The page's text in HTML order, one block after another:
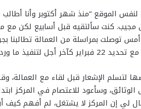
الموقع “منذ شهر أكتوبر وأنا أطالب
مجيب. كنت سألتقيه قبل أسابيع لكن مع
أمس توصلت بمراسلة من العمالة تطالبنا
ما ورد في المراسلة”.
لتسلم الإشعار قبل لقاء مع
وسأعود للاعتصام في المركز
لي إن المركز لا يشتغل، لم أفهم كيف